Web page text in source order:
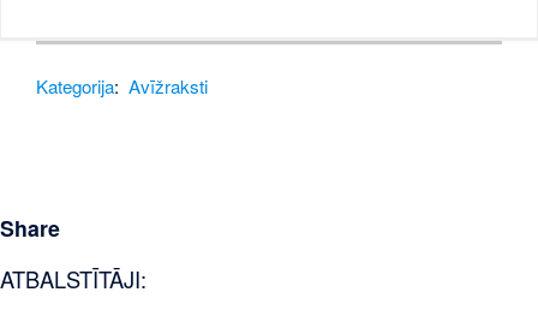
Kategorija: Avīžraksti
Share
ATBALSTĪTĀJI: